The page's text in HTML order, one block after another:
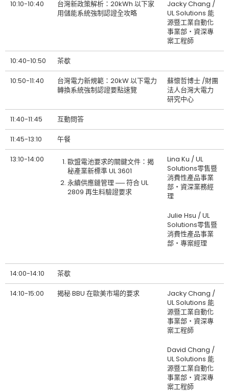
10:10-10:40
台灣新政策解析：20kWh 以下家
用儲能系統強制認證全攻略
Jacky Chang /
UL Solutions 能
源暨工業自動化
事業部‧資深專
案工程師
10:40-10:50 茶歇
10:50-11:40
台灣電力新規範：20kW 以下電力
轉換系統強制認證要點速覽
蘇懷哲博士 /財團
法人台灣大電力
研究中心
11:40-11:45 互動問答
11:45-13:10 午餐
13:10-14:00
歐盟電池要求的關鍵文件：揭
秘產業新標準 UL 3601
永續供應鏈管理 ── 符合 UL
2809 再生料驗證要求
Lina Ku / UL
Solutions零售暨
消費性產品事業
部‧資深業務經
理
Julie Hsu / UL
Solutions零售暨
消費性產品事業
部‧專案經理
14:00-14:10 茶歇
14:10-15:00 揭秘 BBU 在歐美市場的要求
Jacky Chang /
UL Solutions 能
源暨工業自動化
事業部‧資深專
案工程師
David Chang /
UL Solutions 能
源暨工業自動化
事業部‧資深專
案工程師